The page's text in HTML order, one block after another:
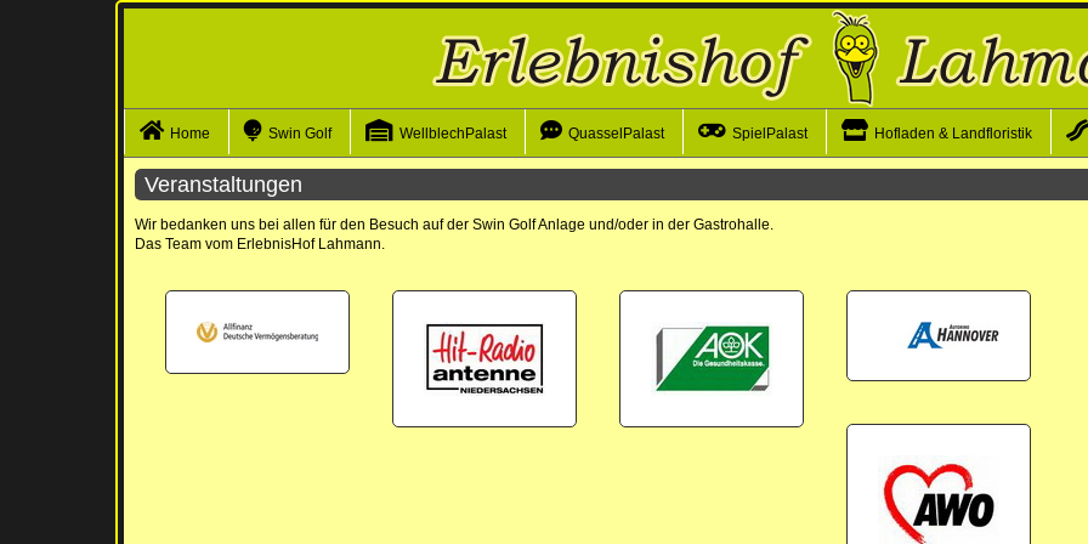
Navigation überspringen
Home
Swin Golf WellblechPalast QuasselPalast SpielPalast Hofladen & Landfloristik
Veranstaltungen
Wir bedanken uns bei allen für den Besuch auf der Swin Golf Anlage und/oder in der Gastrohalle.
Das Team vom ErlebnisHof Lahmann.